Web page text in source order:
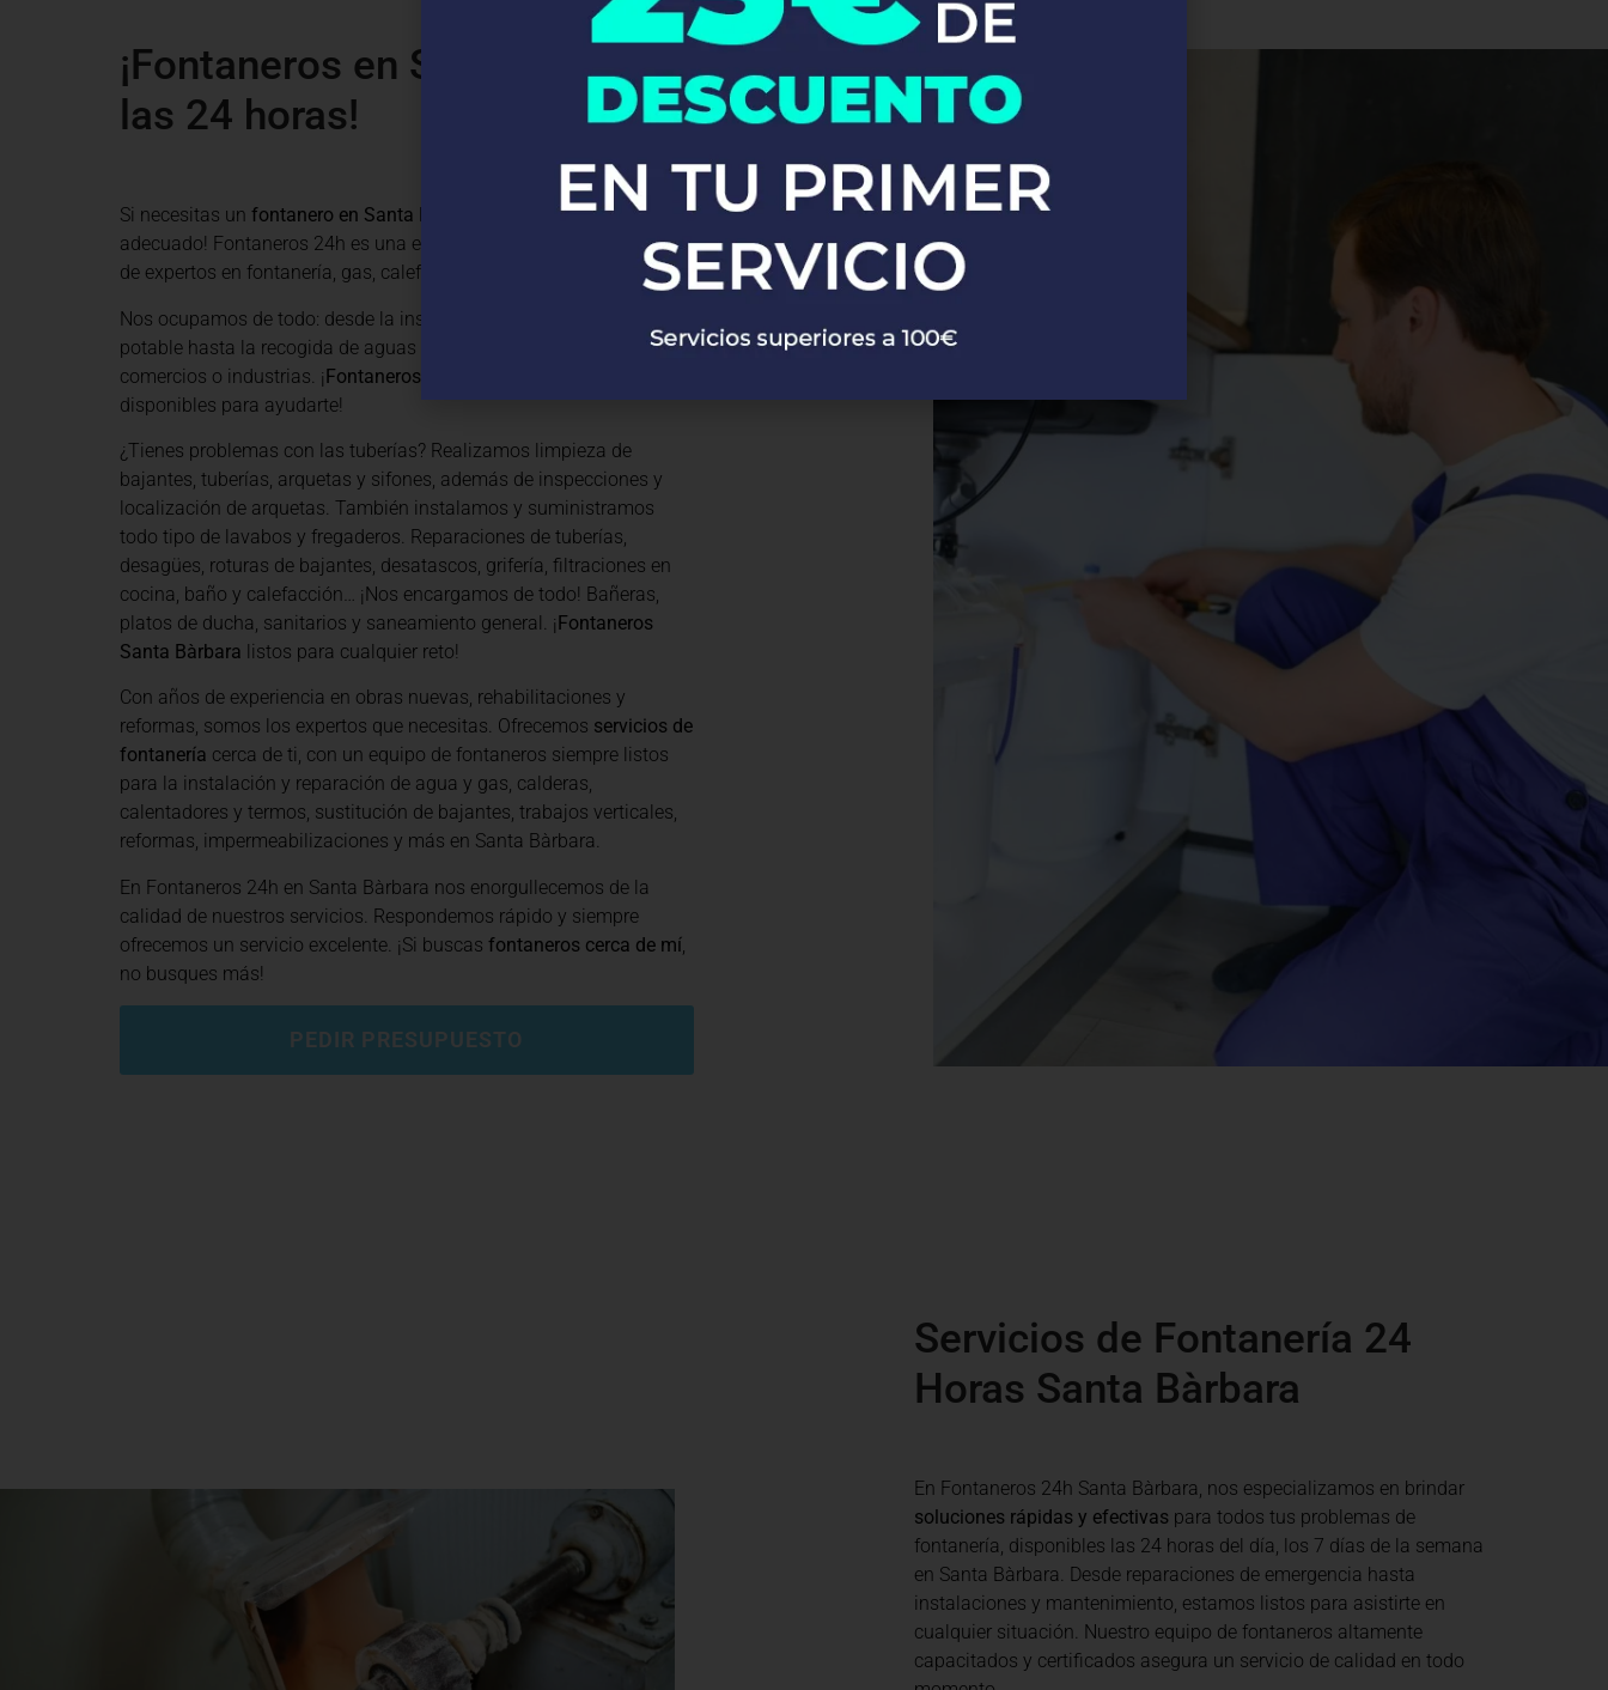
¡Fontaneros en Santa Bàrbara
las 24 horas!
Si necesitas un fontanero en Santa Bàrbara
, ¡has llegado al lugar
adecuado! Fontaneros 24h es una empresa moderna con un equipo
de expertos en fontanería, gas, calefacción y trabajos verticales.
Nos ocupamos de todo: desde la instalación de agua potable y no
potable hasta la recogida de aguas pluviales y residuales en casas,
comercios o industrias. ¡Fontaneros Santa Bàrbara
disponibles para ayudarte!
¿Tienes problemas con las tuberías? Realizamos limpieza de
bajantes, tuberías, arquetas y sifones, además de inspecciones y
localización de arquetas. También instalamos y suministramos
todo tipo de lavabos y fregaderos. Reparaciones de tuberías,
desagües, roturas de bajantes, desatascos, grifería, filtraciones en
cocina, baño y calefacción… ¡Nos encargamos de todo! Bañeras,
platos de ducha, sanitarios y saneamiento general. ¡Fontaneros
Santa Bàrbara listos para cualquier reto!
Con años de experiencia en obras nuevas, rehabilitaciones y
reformas, somos los expertos que necesitas. Ofrecemos servicios de
fontanería cerca de ti, con un equipo de fontaneros siempre listos
para la instalación y reparación de agua y gas, calderas,
calentadores y termos, sustitución de bajantes, trabajos verticales,
reformas, impermeabilizaciones y más en Santa Bàrbara.
En Fontaneros 24h en Santa Bàrbara nos enorgullecemos de la
calidad de nuestros servicios. Respondemos rápido y siempre
ofrecemos un servicio excelente. ¡Si buscas fontaneros cerca de mí,
no busques más!
PEDIR PRESUPUESTO
Servicios de Fontanería 24
Horas Santa Bàrbara
En Fontaneros 24h Santa Bàrbara, nos especializamos en brindar
soluciones rápidas y efectivas para todos tus problemas de
fontanería, disponibles las 24 horas del día, los 7 días de la semana
en Santa Bàrbara. Desde reparaciones de emergencia hasta
instalaciones y mantenimiento, estamos listos para asistirte en
cualquier situación. Nuestro equipo de fontaneros altamente
capacitados y certificados asegura un servicio de calidad en todo